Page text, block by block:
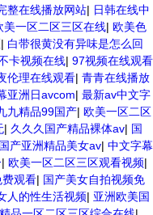
整在线播放网站| 日韩在线中
美一区二区三区在线| 欧美色
| 白带很黄没有异味是怎么回
卡视频在线| 97视频在线观看
伦理在线观看| 青青在线播放
亚洲日avcom| 最新av中文字
九精品99国产| 欧美一区二区
| 久久久国产精品裸体av| 国
国产亚洲精品美女av| 中文字幕
| 欧美一区二区三区观看视频|
费观看| 国产美女自拍视频免
人的性生活视频| 亚洲欧美国